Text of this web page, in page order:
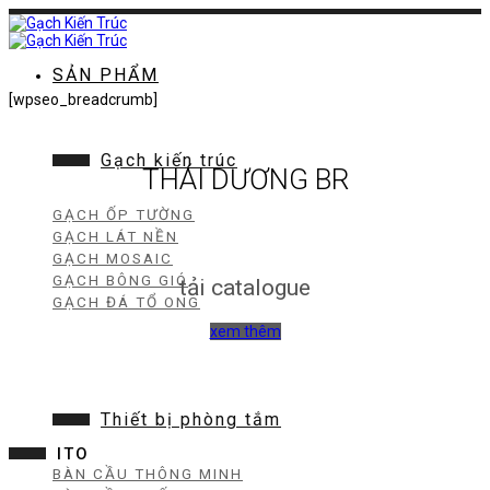
Chuyển
đến
nội
SẢN PHẨM
Gạch kiến trúc
GẠCH ỐP TƯỜNG
GẠCH LÁT NỀN
GẠCH MOSAIC
GẠCH BÔNG GIÓ
GẠCH ĐÁ TỔ ONG
Thiết bị phòng tắm
BÀN CẦU THÔNG MINH
[wpseo_breadcrumb]
THÁI DƯƠNG BR
tải catalogue
xem thêm
ITO